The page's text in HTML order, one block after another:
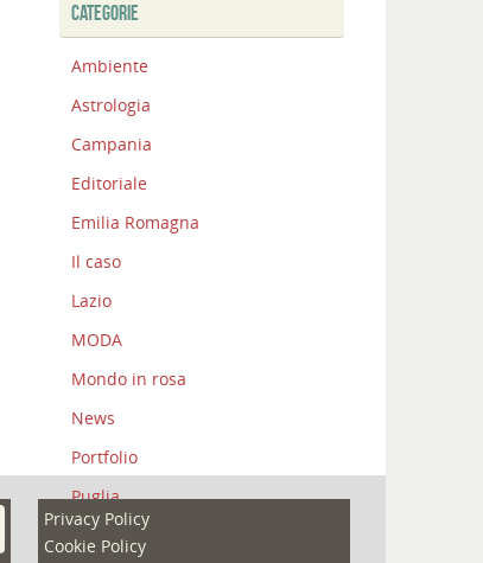
CATEGORIE
Ambiente
Astrologia
Campania
Editoriale
Emilia Romagna
Il caso
Lazio
MODA
Mondo in rosa
News
Portfolio
Puglia
Redazioni
Privacy Policy
Cookie Policy